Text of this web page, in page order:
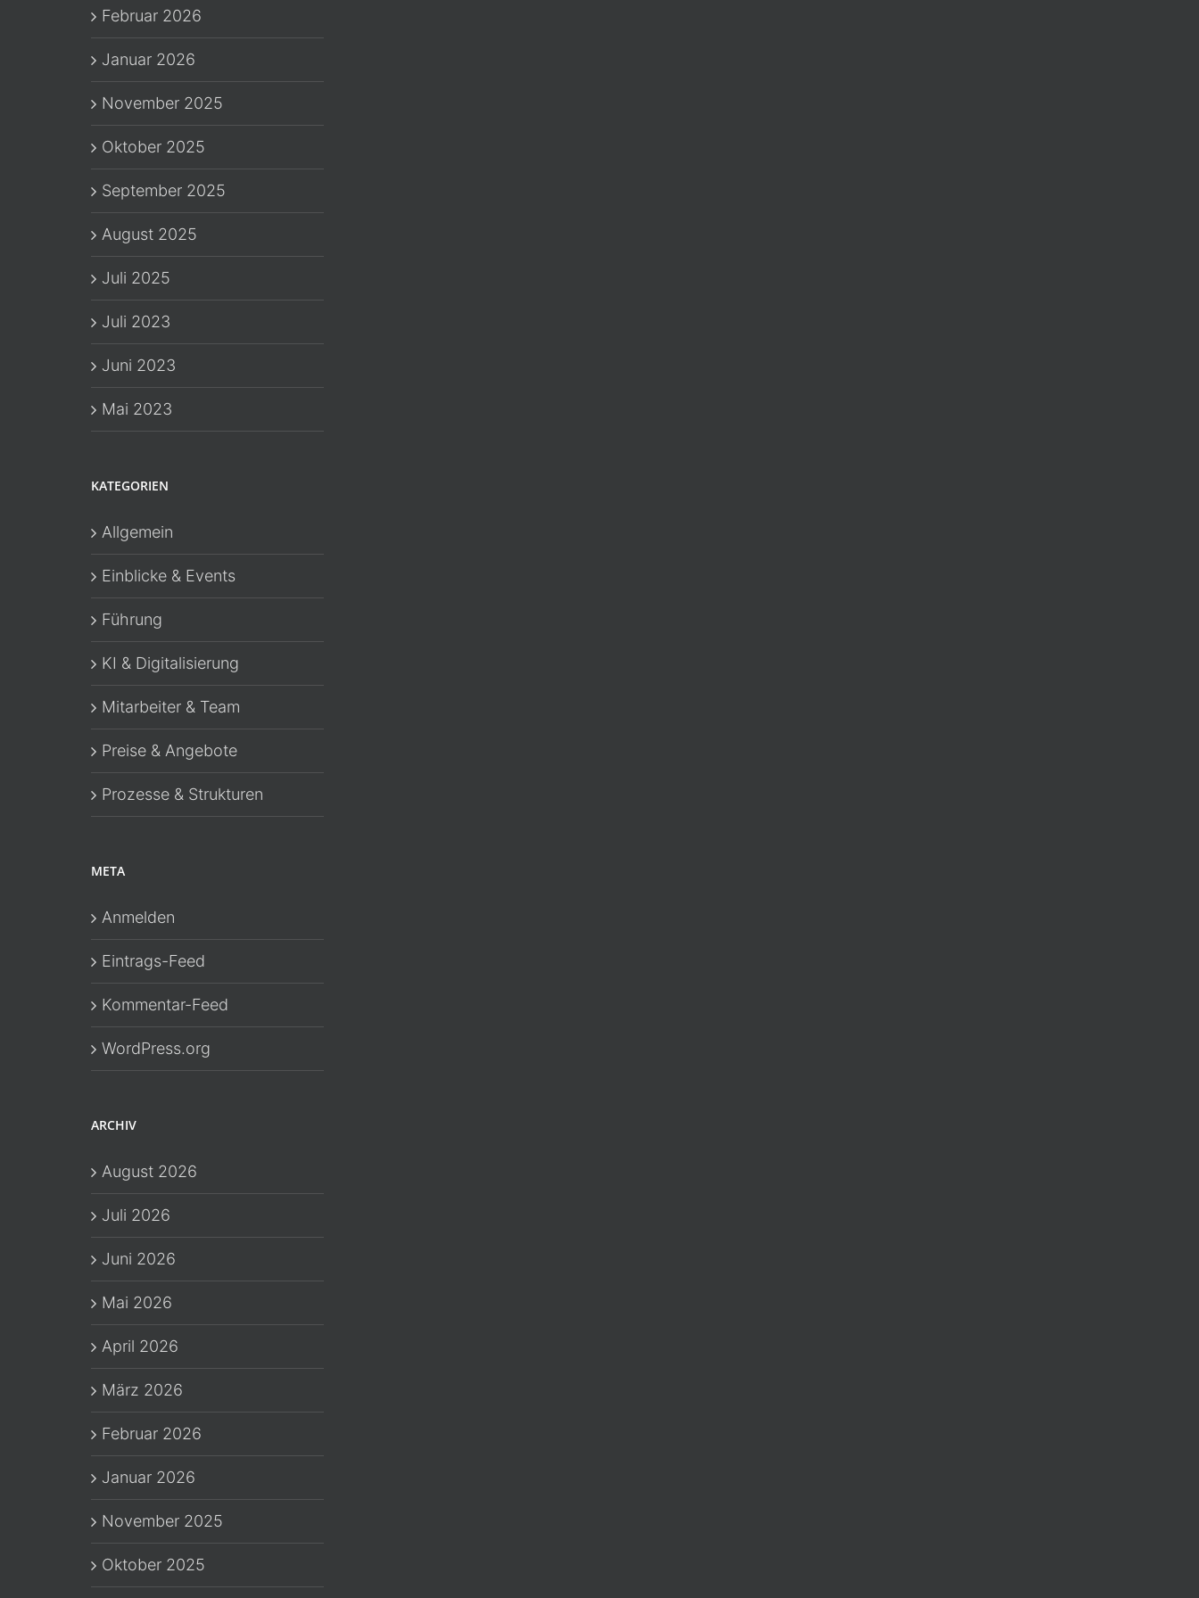
Februar 2026
Januar 2026
November 2025
Oktober 2025
September 2025
August 2025
Juli 2025
Juli 2023
Juni 2023
Mai 2023
KATEGORIEN
Allgemein
Einblicke & Events
Führung
KI & Digitalisierung
Mitarbeiter & Team
Preise & Angebote
Prozesse & Strukturen
META
Anmelden
Eintrags-Feed
Kommentar-Feed
WordPress.org
ARCHIV
August 2026
Juli 2026
Juni 2026
Mai 2026
April 2026
März 2026
Februar 2026
Januar 2026
November 2025
Oktober 2025